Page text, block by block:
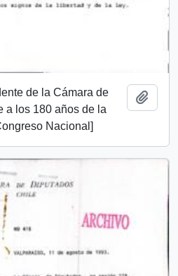
de la Cámara de
a los 180 años de la
Nacional]